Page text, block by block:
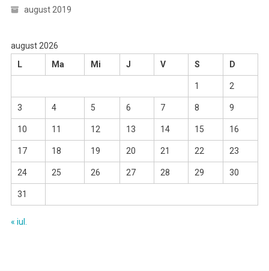
august 2019
august 2026
L
Ma Mi J V S D
1 2
3 4 5 6 7 8 9
10 11 12 13 14 15 16
17 18 19 20 21 22 23
24 25 26 27 28 29 30
31
« iul.